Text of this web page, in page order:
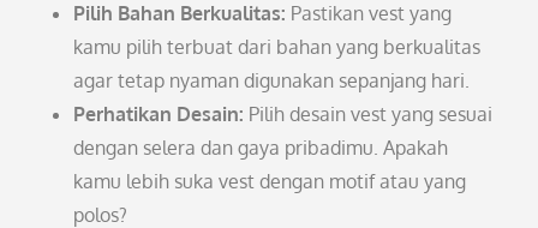
Pilih Bahan Berkualitas: Pastikan vest yang
kamu pilih terbuat dari bahan yang berkualitas
agar tetap nyaman digunakan sepanjang hari.
Perhatikan Desain: Pilih desain vest yang sesuai
dengan selera dan gaya pribadimu. Apakah
kamu lebih suka vest dengan motif atau yang
polos?